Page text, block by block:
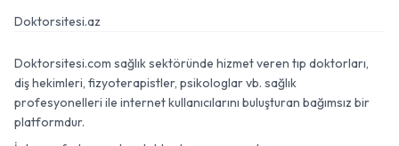
Doktorsitesi.az
Doktorsitesi.com sağlık sektöründe hizmet veren tıp doktorları,
diş hekimleri, fizyoterapistler, psikologlar vb. sağlık
profesyonelleri ile internet kullanıcılarını buluşturan bağımsız bir
platformdur.